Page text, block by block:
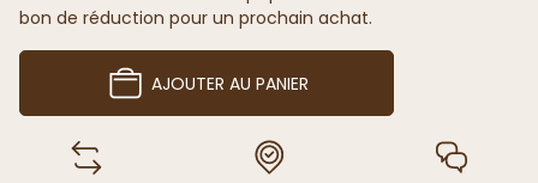
bon de réduction pour un prochain achat.
AJOUTER AU PANIER